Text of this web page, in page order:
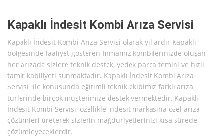
Kapaklı İndesit Kombi Arıza Servisi
Kapaklı İndesit Kombi Arıza Servisi olarak yıllardır Kapaklı
bölgesinde faaliyet gösteren firmamız kombilerinizde oluşan
her arızada sizlere teknik destek, yedek parça temini ve hızlı
tamir kabiliyeti sunmaktadır. Kapaklı İndesit Kombi Arıza
Servisi ile konusunda eğitimli teknik ekibimiz farklı arıza
türlerinde birçok müşterimize destek vermektedir. Kapaklı
İndesit Kombi Servisi, özellikle İndesit markasına özel arıza
çözümleri üreterek sizlerin mağduriyetlerinizi kısa sürede
çözümleyeceklerdir.